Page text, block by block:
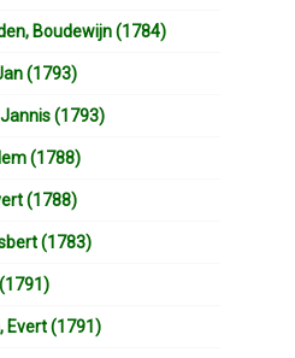
Boudewijn (1784)
(1793)
(1793)
(1788)
(1788)
(1783)
Evert (1791)